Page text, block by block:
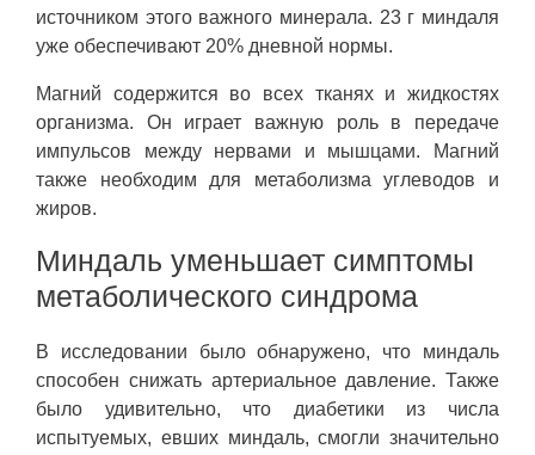
источником этого важного минерала. 23 г миндаля
уже обеспечивают 20% дневной нормы.
Магний содержится во всех тканях и жидкостях
организма. Он играет важную роль в передаче
импульсов между нервами и мышцами. Магний
также необходим для метаболизма углеводов и
жиров.
Миндаль уменьшает симптомы
метаболического синдрома
В исследовании было обнаружено, что миндаль
способен снижать артериальное давление. Также
было удивительно, что диабетики из числа
испытуемых, евших миндаль, смогли значительно